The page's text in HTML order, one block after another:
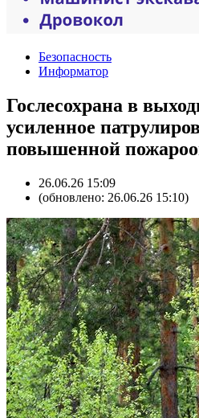
Безопасность
Информатор
Гослесохрана в
усиленное
повышенной
26.06.26 15:09
(обновлено: 26.06.26 15:10)